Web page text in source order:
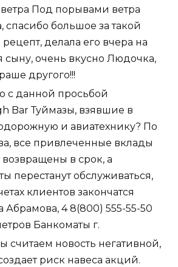
Под порывами ветра
спасибо большое за такой
делала его вчера на
очень вкусно Людочка,
другого!!!
с данной просьбой
Bar Туймазы, взявшие в
и авиатехнику? По
все привлеченные вклады
возвращены в срок, а
перестанут обслуживаться,
клиентов закончатся
4 8(800) 555-55-50
Банкоматы г.
считаем новость негативной,
риск навеса акций.